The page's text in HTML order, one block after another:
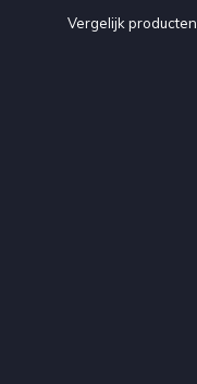
Vergelijk producten